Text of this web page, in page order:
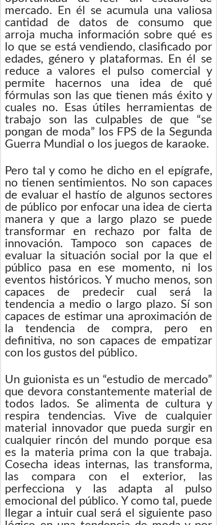
mercado. En él se acumula una valiosa
cantidad de datos de consumo que
arroja mucha información sobre qué es
lo que se está vendiendo, clasificado por
edades, género y plataformas. En él se
reduce a valores el pulso comercial y
permite hacernos una idea de qué
fórmulas son las que tienen más éxito y
cuales no. Esas útiles herramientas de
trabajo son las culpables de que “se
pongan de moda” los FPS de la Segunda
Guerra Mundial o los juegos de karaoke.
Pero tal y como he dicho en el epígrafe,
no tienen sentimientos. No son capaces
de evaluar el hastío de algunos sectores
de público por enfocar una idea de cierta
manera y que a largo plazo se puede
transformar en rechazo por falta de
innovación. Tampoco son capaces de
evaluar la situación social por la que el
público pasa en ese momento, ni los
eventos históricos. Y mucho menos, son
capaces de predecir cual será la
tendencia a medio o largo plazo. Sí son
capaces de estimar una aproximación de
la tendencia de compra, pero en
definitiva, no son capaces de empatizar
con los gustos del público.
Un guionista es un “estudio de mercado”
que devora constantemente material de
todos lados. Se alimenta de cultura y
respira tendencias. Vive de cualquier
material innovador que pueda surgir en
cualquier rincón del mundo porque esa
es la materia prima con la que trabaja.
Cosecha ideas internas, las transforma,
las compara con el exterior, las
perfecciona y las adapta al pulso
emocional del público. Y como tal, puede
llegar a intuir cual será el siguiente paso